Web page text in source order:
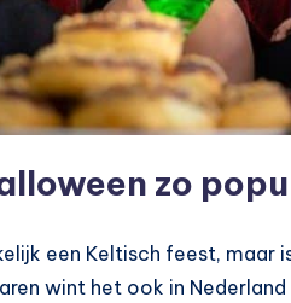
zo
een Keltisch feest,
wint het ook in